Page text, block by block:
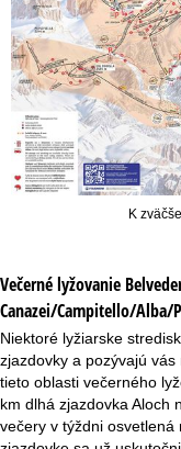
K
Večerné lyžovanie
Canazei/Campitello/Alba/
Niektoré lyžiarske
zjazdovky a pozývajú
tieto oblasti večerného
km dlhá zjazdovka Aloch
večery v týždni